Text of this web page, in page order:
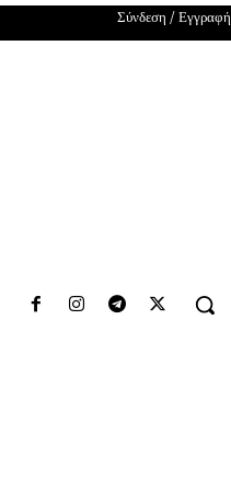
Σύνδεση / Εγγραφή